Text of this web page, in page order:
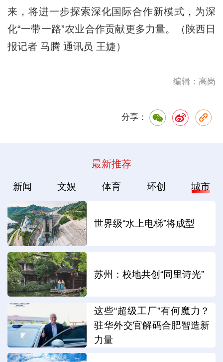
来，将进一步探索深化国际合作新模式，为深
化“一带一路”农业合作贡献更多力量。（陕西日
报记者 马腾 通讯员 王婕）
编辑：高岗
分享：
最新推荐
新闻 文娱 体育 环创 城市
世界级“水上电梯”将成型
苏州：校地共创“同里诗光”
这些“超级工厂”有何魔力？
驻华外交官解码合肥智造新
力量